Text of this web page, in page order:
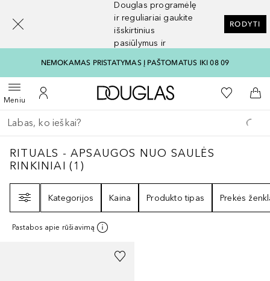
Douglas programėlę
ir reguliariai gaukite
išskirtinius
pasiūlymus ir
RODYTI
NEMOKAMAS PRISTATYMAS Į PAŠTOMATUS IKI 08 09
MeniuAtidaryti meniuĮ mano paskyrą
Į Douglas pagrindinį
Į mano
Į
Grįžk atgal
Vykdykite paiešką
RITUALS - APSAUGOS NUO SAULĖS
RITUALS - APSAUGOS NUO SAULĖS
RINKINIAI (1 )
Kategorijos
Kaina Produkto tipas Prekės
Pastabos apie rūšiavimą
[navigation.slideout.screenreader]